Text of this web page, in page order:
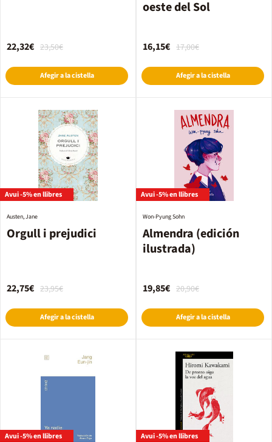
23,50€
22,32€
Afegir a la cistella
oeste del Sol
17,00€
16,15€
Afegir a la cistella
Avui -5% en llibres
Orgull i prejudici
Austen, Jane
23,95€
22,75€
Afegir a la cistella
Avui -5% en llibres
Almendra (edición
ilustrada)
Won-Pyung Sohn
20,90€
19,85€
Afegir a la cistella
Avui -5% en llibres Avui -5% en llibres